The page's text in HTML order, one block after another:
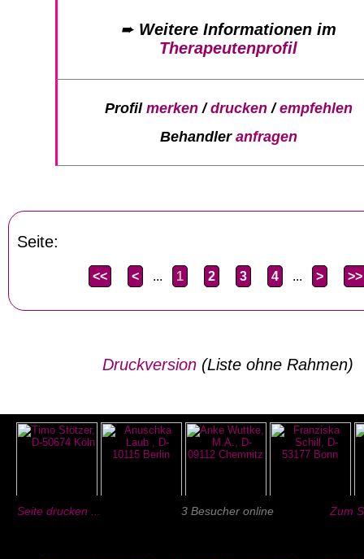
➨ Weitere Informationen im
Therapeutenprofil
Profil merken/drucken/empfehlen
Behandler anfragen
Seite:
<< < ... 1 2 3 4 ... > >>
Druckversion(Liste ohne Rahmen)
Seite drucken ... 3 Besucher online Zum